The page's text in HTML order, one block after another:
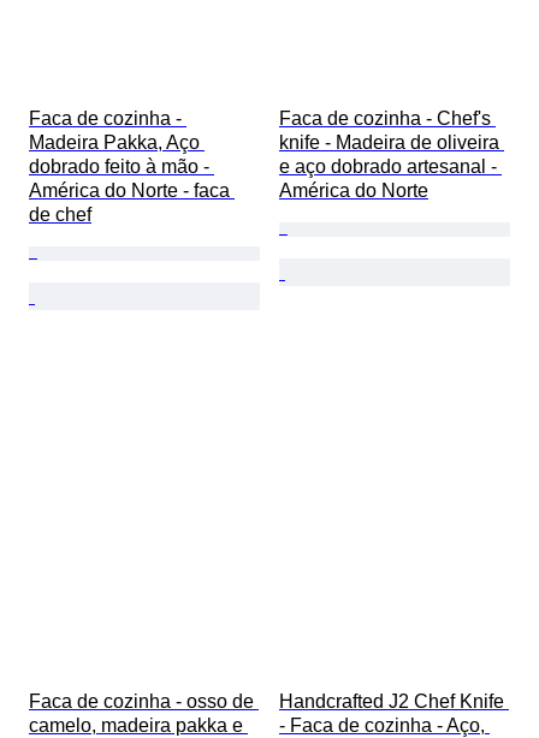
Faca de cozinha -
Madeira Pakka, Aço
dobrado feito à mão -
América do Norte - faca
de chef
Faca de cozinha - Chef's
knife - Madeira de oliveira
e aço dobrado artesanal -
América do Norte
Faca de cozinha - osso de
camelo, madeira pakka e
Handcrafted J2 Chef Knife
- Faca de cozinha - Aço,